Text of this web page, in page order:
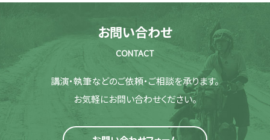
お問い合わせ
CONTACT
講演・執筆などのご依頼・ご相談を承ります。
お気軽にお問い合わせください。